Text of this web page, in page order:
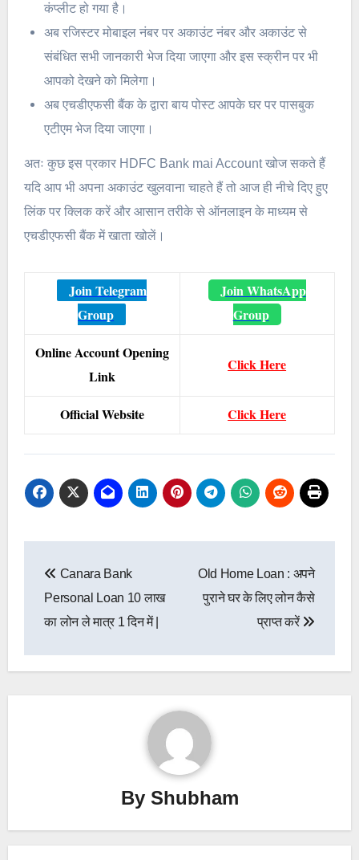
कंप्लीट हो गया है।
अब रजिस्टर मोबाइल नंबर पर अकाउंट नंबर और अकाउंट से
संबंधित सभी जानकारी भेज दिया जाएगा और इस स्क्रीन पर भी
आपको देखने को मिलेगा।
अब एचडीएफसी बैंक के द्वारा बाय पोस्ट आपके घर पर पासबुक
एटीएम भेज दिया जाएगा।
अतः कुछ इस प्रकार HDFC Bank mai Account खोज सकते हैं
यदि आप भी अपना अकाउंट खुलवाना चाहते हैं तो आज ही नीचे दिए हुए
लिंक पर क्लिक करें और आसान तरीके से ऑनलाइन के माध्यम से
एचडीएफसी बैंक में खाता खोलें।
Join Telegram
Group
Join WhatsApp
Group
Online Account Opening
Link
Click Here
Official Website Click Here
navigation
Canara Bank
Personal Loan 10 लाख
का लोन ले मात्र 1 दिन में |
Old Home Loan : अपने
पुराने घर के लिए लोन कैसे
प्राप्त करें
By Shubham